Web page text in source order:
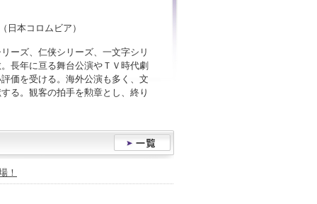
日本コロムビア）
ーズ、仁侠シリーズ、一文字シリ
長年に亘る舞台公演やＴＶ時代劇
価を受ける。海外公演も多く、文
る。観客の拍手を勲章とし、終り
！